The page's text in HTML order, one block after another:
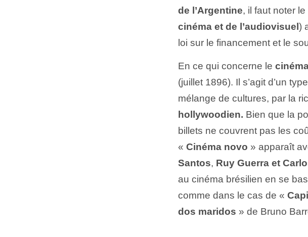
de l’Argentine, il faut noter
cinéma et de l’audiovisuel)
loi sur le financement et le
En ce qui concerne le
(juillet 1896). Il s’agit d’un
mélange de cultures, par la
hollywoodien. Bien que la
billets ne couvrent pas les
« Cinéma novo » apparaît
Santos, Ruy Guerra et
au cinéma brésilien en se
comme dans le cas de «
dos maridos » de Bruno